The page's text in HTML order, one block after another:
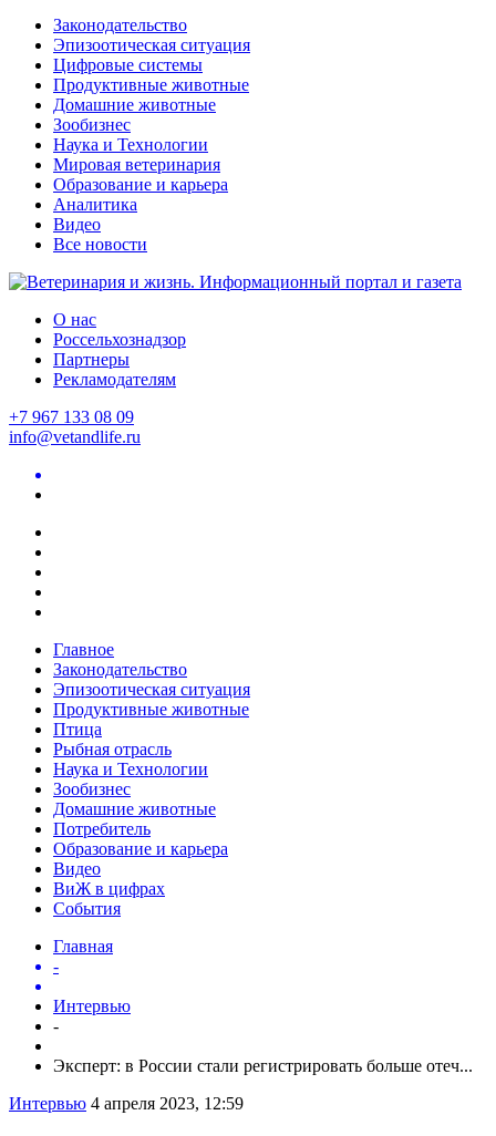
Законодательство
Эпизоотическая ситуация
Цифровые системы
Продуктивные животные
Домашние животные
Зообизнес
Наука и Технологии
Мировая ветеринария
Образование и карьера
Аналитика
Видео
Все новости
О нас
Россельхознадзор
Партнеры
Рекламодателям
+7 967 133 08 09
info@vetandlife.ru
Главное
Законодательство
Эпизоотическая ситуация
Продуктивные животные
Птица
Рыбная отрасль
Наука и Технологии
Зообизнес
Домашние животные
Потребитель
Образование и карьера
Видео
ВиЖ в цифрах
События
Главная
-
Интервью
-
Эксперт: в России стали регистрировать больше отеч...
Интервью 4 апреля 2023, 12:59